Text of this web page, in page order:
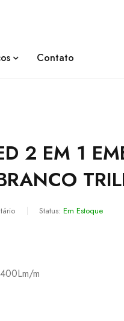
Contato
2 EM 1
Status: Em Estoque
m